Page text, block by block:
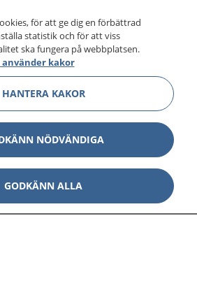
du vill må bättre.
Visa
Visa
för att ge dig en förbättrad
statistik och för att viss
ska fungera på webbplatsen.
använder kakor
HANTERA KAKOR
NÖDVÄNDIGA
GODKÄNN ALLA